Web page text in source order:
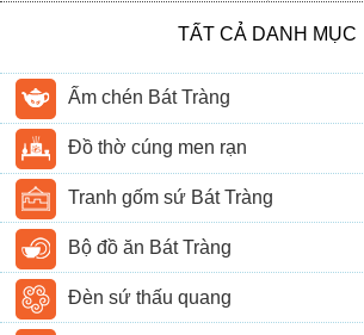
TẤT CẢ DANH MỤC
Ấm chén Bát Tràng
Đồ thờ cúng men rạn
Tranh gốm sứ Bát Tràng
Bộ đồ ăn Bát Tràng
Đèn sứ thấu quang